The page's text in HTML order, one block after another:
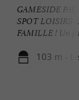
GAMESIDE
SPOT LOISIRS
FAMILLE ! Un
103 m -